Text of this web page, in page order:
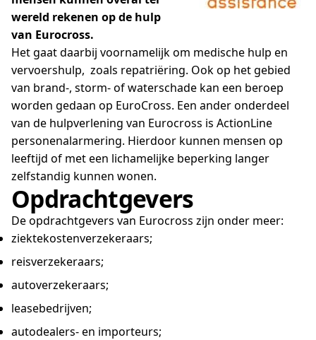
wereld rekenen op de hulp
van Eurocross.
Het gaat daarbij voornamelijk om medische hulp en
vervoershulp, zoals repatriëring. Ook op het gebied
van brand-, storm- of waterschade kan een beroep
worden gedaan op EuroCross. Een ander onderdeel
van de hulpverlening van Eurocross is ActionLine
personenalarmering. Hierdoor kunnen mensen op
leeftijd of met een lichamelijke beperking langer
zelfstandig kunnen wonen.
Opdrachtgevers
De opdrachtgevers van Eurocross zijn onder meer:
ziektekostenverzekeraars;
reisverzekeraars;
autoverzekeraars;
leasebedrijven;
autodealers- en importeurs;